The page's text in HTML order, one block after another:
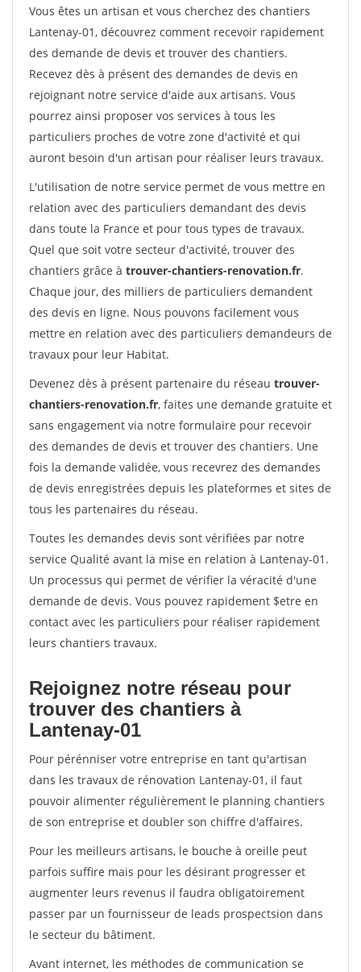
Vous êtes un artisan et vous cherchez des chantiers
Lantenay-01, découvrez comment recevoir rapidement
des demande de devis et trouver des chantiers.
Recevez dès à présent des demandes de devis en
rejoignant notre service d'aide aux artisans. Vous
pourrez ainsi proposer vos services à tous les
particuliers proches de votre zone d'activité et qui
auront besoin d'un artisan pour réaliser leurs travaux.
L'utilisation de notre service permet de vous mettre en
relation avec des particuliers demandant des devis
dans toute la France et pour tous types de travaux.
Quel que soit votre secteur d'activité, trouver des
chantiers grâce à trouver-chantiers-renovation.fr.
Chaque jour, des milliers de particuliers demandent
des devis en ligne. Nous pouvons facilement vous
mettre en relation avec des particuliers demandeurs de
travaux pour leur Habitat.
Devenez dès à présent partenaire du réseau trouver-
chantiers-renovation.fr, faites une demande gratuite et
sans engagement via notre formulaire pour recevoir
des demandes de devis et trouver des chantiers. Une
fois la demande validée, vous recevrez des demandes
de devis enregistrées depuis les plateformes et sites de
tous les partenaires du réseau.
Toutes les demandes devis sont vérifiées par notre
service Qualité avant la mise en relation à Lantenay-01.
Un processus qui permet de vérifier la véracité d'une
demande de devis. Vous pouvez rapidement $etre en
contact avec les particuliers pour réaliser rapidement
leurs chantiers travaux.
Rejoignez notre réseau pour
trouver des chantiers à
Lantenay-01
Pour pérénniser votre entreprise en tant qu'artisan
dans les travaux de rénovation Lantenay-01, il faut
pouvoir alimenter régulièrement le planning chantiers
de son entreprise et doubler son chiffre d'affaires.
Pour les meilleurs artisans, le bouche à oreille peut
parfois suffire mais pour les désirant progresser et
augmenter leurs revenus il faudra obligatoirement
passer par un fournisseur de leads prospectsion dans
le secteur du bâtiment.
Avant internet, les méthodes de communication se